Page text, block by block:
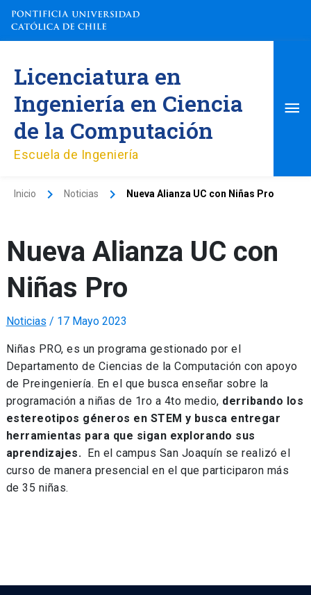
contenido
Licenciatura en
Ingeniería en Ciencia
de la Computación
Escuela de Ingeniería
Inicio Noticias Nueva Alianza UC con Niñas Pro
Nueva Alianza UC con
Niñas Pro
Noticias / 17 Mayo 2023
Niñas PRO, es un programa gestionado por el
Departamento de Ciencias de la Computación con apoyo
de Preingeniería. En el que busca enseñar sobre la
programación a niñas de 1ro a 4to medio, derribando los
estereotipos géneros en STEM y busca entregar
herramientas para que sigan explorando sus
aprendizajes. En el campus San Joaquín se realizó el
curso de manera presencial en el que participaron más
de 35 niñas.